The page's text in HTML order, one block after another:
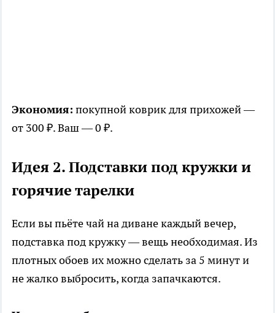
Экономия: покупной коврик для прихожей —
от 300 ₽. Ваш — 0 ₽.
Идея 2. Подставки под кружки и
горячие тарелки
Если вы пьёте чай на диване каждый вечер,
подставка под кружку — вещь необходимая. Из
плотных обоев их можно сделать за 5 минут и
не жалко выбросить, когда запачкаются.